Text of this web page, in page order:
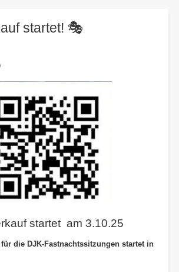
startet! 🎭
startet am 3.10.25
für die DJK-Fastnachtssitzungen startet in